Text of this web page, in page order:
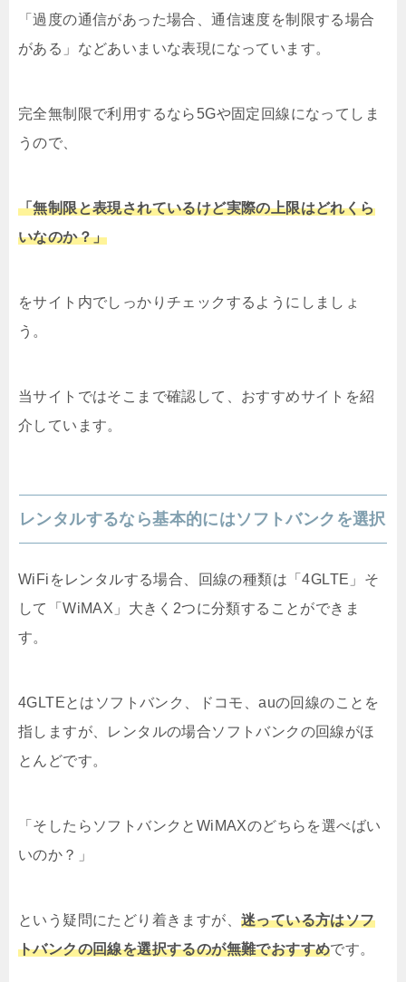
「過度の通信があった場合、通信速度を制限する場合
がある」などあいまいな表現になっています。
完全無制限で利用するなら5Gや固定回線になってしま
うので、
「無制限と表現されているけど実際の上限はどれくら
いなのか？」
をサイト内でしっかりチェックするようにしましょ
う。
当サイトではそこまで確認して、おすすめサイトを紹
介しています。
レンタルするなら基本的にはソフトバンクを選択
WiFiをレンタルする場合、回線の種類は「4GLTE」そ
して「WiMAX」大きく2つに分類することができま
す。
4GLTEとはソフトバンク、ドコモ、auの回線のことを
指しますが、レンタルの場合ソフトバンクの回線がほ
とんどです。
「そしたらソフトバンクとWiMAXのどちらを選べばい
いのか？」
という疑問にたどり着きますが、 迷っている方はソフ
トバンクの回線を選択するのが無難でおすすめです。